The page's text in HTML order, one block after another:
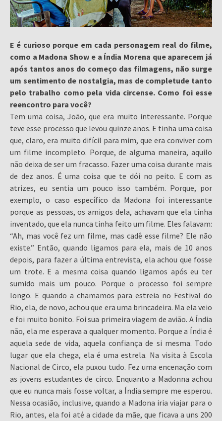
E é curioso porque em cada personagem real do filme,
como a Madona Show e a Índia Morena que aparecem já
após tantos anos do começo das filmagens, não surge
um sentimento de nostalgia, mas de completude tanto
pelo trabalho como pela vida circense. Como foi esse
reencontro para você?
Tem uma coisa, João, que era muito interessante. Porque
teve esse processo que levou quinze anos. E tinha uma coisa
que, claro, era muito difícil para mim, que era conviver com
um filme incompleto. Porque, de alguma maneira, aquilo
não deixa de ser um fracasso. Fazer uma coisa durante mais
de dez anos. É uma coisa que te dói no peito. E com as
atrizes, eu sentia um pouco isso também. Porque, por
exemplo, o caso específico da Madona foi interessante
porque as pessoas, os amigos dela, achavam que ela tinha
inventado, que ela nunca tinha feito um filme. Eles falavam:
“Ah, mas você fez um filme, mas cadê esse filme? Ele não
existe.” Então, quando ligamos para ela, mais de 10 anos
depois, para fazer a última entrevista, ela achou que fosse
um trote. E a mesma coisa quando ligamos após eu ter
sumido mais um pouco. Porque o processo foi sempre
longo. E quando a chamamos para estreia no Festival do
Rio, ela, de novo, achou que era uma brincadeira. Ma ela veio
e foi muito bonito. Foi sua primeira viagem de avião. A Índia
não, ela me esperava a qualquer momento. Porque a Índia é
aquela sede de vida, aquela confiança de si mesma. Todo
lugar que ela chega, ela é uma estrela. Na visita à Escola
Nacional de Circo, ela puxou tudo. Fez uma encenação com
as jovens estudantes de circo. Enquanto a Madonna achou
que eu nunca mais fosse voltar, a Índia sempre me esperou.
Nessa ocasião, inclusive, quando a Madona iria viajar para o
Rio, antes, ela foi até a cidade da mãe, que ficava a uns 200